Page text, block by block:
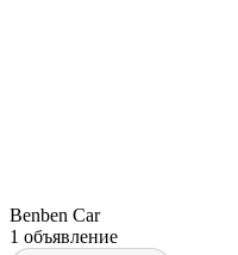
Benben Car
1 объявление